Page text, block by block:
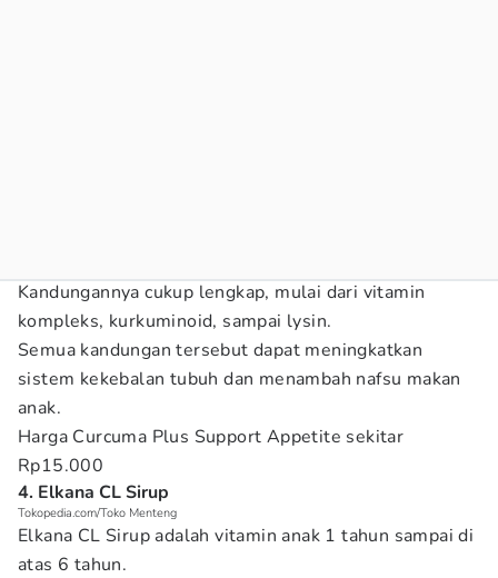
Kandungannya cukup lengkap, mulai dari vitamin
kompleks, kurkuminoid, sampai lysin.
Semua kandungan tersebut dapat meningkatkan
sistem kekebalan tubuh dan menambah nafsu makan
anak.
Harga Curcuma Plus Support Appetite sekitar
Rp15.000
4. Elkana CL Sirup
Tokopedia.com/Toko Menteng
Elkana CL Sirup adalah vitamin anak 1 tahun sampai di
atas 6 tahun.